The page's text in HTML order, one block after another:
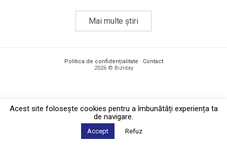
Mai multe știri
Politica de confidențialitate · Contact
2026 © Biziday
Acest site foloseşte cookies pentru a îmbunătăți experiența ta
de navigare.
Accept Refuz